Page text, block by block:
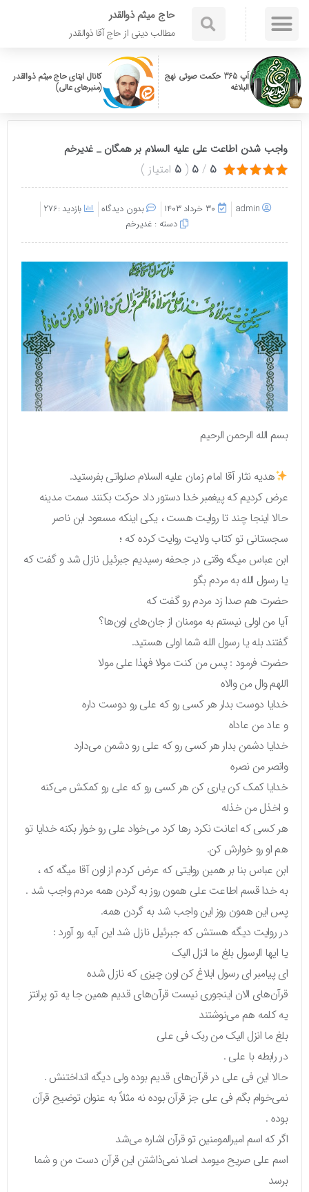
حاج میثم ذوالقدر
مطالب دینی از حاج آقا ذوالقدر
اَپ 365 حکمت صوتی نهج
البلاغه
کانال ایتای حاج میثم ذوالقدر
(منبرهای عالی)
واجب شدن اطاعت علی علیه السلام بر همگان _ غدیرخم
5
/
5
(
5 امتیاز)
admin ۳۰ خرداد ۱۴۰۳ بدون دیدگاه
بازدید :276
دسته :غدیرخم
بسم الله الرحمن الرحیم
هدیه نثار آقا امام زمان علیه السلام صلواتی بفرستید.
عرض کردیم که پیغمبر خدا دستور داد حرکت بکنند سمت مدینه
حالا اینجا چند تا روایت هست ، یکی اینکه مسعود ابن ناصر
سجستانی تو کتاب ولایت روایت کرده که ؛
ابن عباس میگه وقتی در جحفه رسیدیم جبرئیل نازل شد و گفت که
یا رسول الله به مردم بگو
حضرت هم صدا زد مردم رو گفت که
آیا من اولی نیستم به مومنان از جان‌های اون‌ها؟
گفتند بله یا رسول الله شما اولی هستید.
حضرت فرمود : پس من کنت مولا فهذا علی مولا
اللهم وال من والاه
خدایا دوست بدار هر کسی رو که علی رو دوست داره
و عاد من عاداه
خدایا دشمن بدار هر کسی رو که علی رو دشمن می‌دارد
وانصر من نصره
خدایا کمک کن یاری کن هر کسی رو که علی رو کمکش می‌کنه
و اخذل من خذله
هر کسی که اعانت نکرد رها کرد می‌خواد علی رو خوار بکنه خدایا تو
هم او رو خوارش کن.
ابن عباس بنا بر همین روایتی که عرض کردم از اون آقا میگه که ،
به خدا قسم اطاعت علی همون روز به گردن همه مردم واجب شد .
پس این همون روز این واجب شد به گردن همه.
در روایت دیگه هستش که جبرئیل نازل شد این آیه رو آورد :
یا ایها الرسول بلغ ما انزل الیک
ای پیامبر ای رسول ابلاغ کن اون چیزی که نازل شده
قرآن‌های الان اینجوری نیست قرآن‌های قدیم همین جا یه تو پرانتز
یه کلمه هم می‌نوشتند
بلغ ما انزل الیک من ربک فی علی
در رابطه با علی .
حالا این فی علی در قرآن‌های قدیم بوده ولی دیگه انداختنش .
نمی‌خوام بگم فی علی جز قرآن بوده نه مثلاً به عنوان توضیح قرآن
بوده .
اگر که اسم امیرالمومنین تو قرآن اشاره می‌شد
اسم علی صریح میومد اصلا نمی‌ذاشتن این قرآن دست من و شما
برسد